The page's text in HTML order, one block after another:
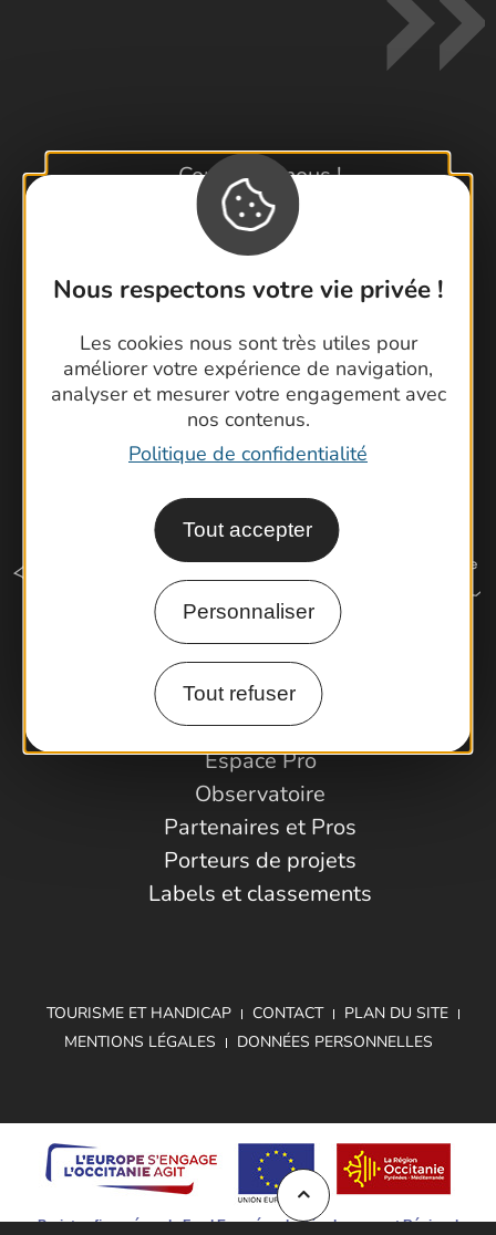
Nous respectons votre vie privée !
Les cookies nous sont très utiles pour
améliorer votre expérience de navigation,
analyser et mesurer votre engagement avec
nos contenus.
Politique de confidentialité
Tout accepter
Personnaliser
Tout refuser
Contactez-nous !
Foire aux questions
Brochures
Cartoguides et Topoguides
Latitude Gard
Comment venir ?
Espace Pro
Observatoire
Partenaires et Pros
Porteurs de projets
Labels et classements
TOURISME ET HANDICAP CONTACT
PLAN DU SITE
MENTIONS LÉGALES
DONNÉES PERSONNELLES
Projet cofinancé par le Fond Européen de Développement Régional